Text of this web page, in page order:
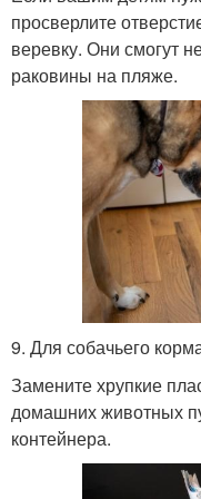
просверлите
веревку. Они смогут
раковины на пляже.
9. Для собачьего
Замените хрупкие
домашних животных
контейнера.